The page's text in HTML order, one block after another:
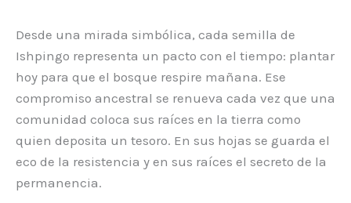
Desde una mirada simbólica, cada semilla de
Ishpingo representa un pacto con el tiempo: plantar
hoy para que el bosque respire mañana. Ese
compromiso ancestral se renueva cada vez que una
comunidad coloca sus raíces en la tierra como
quien deposita un tesoro. En sus hojas se guarda el
eco de la resistencia y en sus raíces el secreto de la
permanencia.